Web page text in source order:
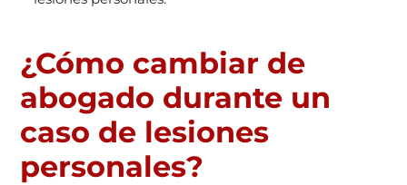
¿Cómo cambiar de
abogado durante un
caso de lesiones
personales?